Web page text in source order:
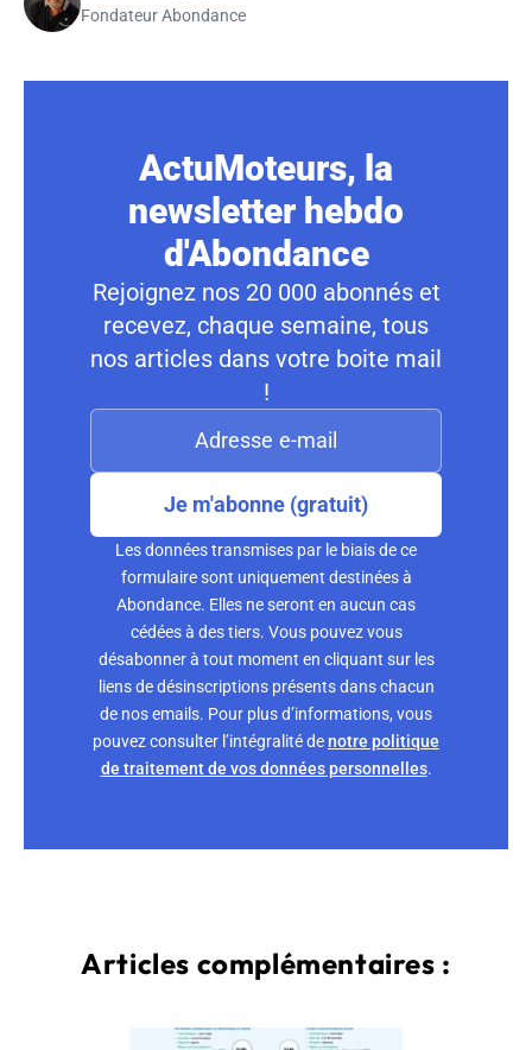
Fondateur Abondance
ActuMoteurs, la
newsletter hebdo
d'Abondance
Rejoignez nos 20 000 abonnés et
recevez, chaque semaine, tous
nos articles dans votre boite mail
!
Je m'abonne (gratuit)
Les données transmises par le biais de ce
formulaire sont uniquement destinées à
Abondance. Elles ne seront en aucun cas
cédées à des tiers. Vous pouvez vous
désabonner à tout moment en cliquant sur les
liens de désinscriptions présents dans chacun
de nos emails. Pour plus d’informations, vous
pouvez consulter l’intégralité denotre politique
de traitement de vos données personnelles.
Articles complémentaires :